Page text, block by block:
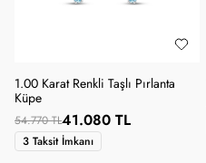
1.00 Karat Renkli Taşlı Pırlanta
Küpe
54.770 TL41.080 TL
3 Taksit İmkanı